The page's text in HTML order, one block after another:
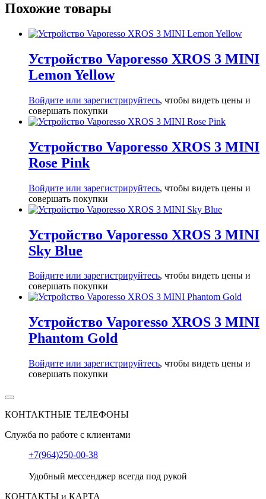
Похожие товары
Устройство Vaporesso XROS 3 MINI
Lemon Yellow
Войдите или зарегистрируйтесь, чтобы видеть цены и
совершать покупки
Устройство Vaporesso XROS 3 MINI
Rose Pink
Войдите или зарегистрируйтесь, чтобы видеть цены и
совершать покупки
Устройство Vaporesso XROS 3 MINI
Sky Blue
Войдите или зарегистрируйтесь, чтобы видеть цены и
совершать покупки
Устройство Vaporesso XROS 3 MINI
Phantom Gold
Войдите или зарегистрируйтесь, чтобы видеть цены и
совершать покупки
КОНТАКТНЫЕ ТЕЛЕФОНЫ
Служба по работе с клиентами
+7(964)250-00-38
Удобный мессенджер всегда под рукой
КОНТАКТЫ и КАРТА